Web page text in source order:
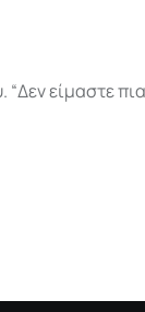
είμαστε